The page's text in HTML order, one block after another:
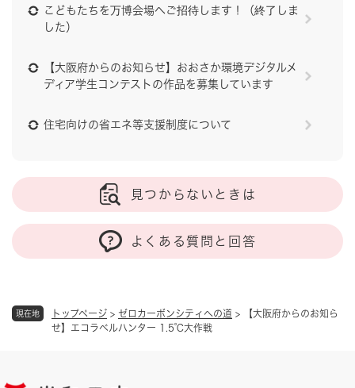
現在地 トップページ > ゼロカーボンシティへの道 >
【大阪府からのお知ら
せ】エコラベルハンター 1.5℃大作戦
こどもたちを万博会場へご招待します！（終了しま
した）
【大阪府からのお知らせ】おおさか環境デジタルメ
ディア学生コンテストの作品を募集しています
住宅向けの省エネ等支援制度について
見つからないときは
よくある質問と回答